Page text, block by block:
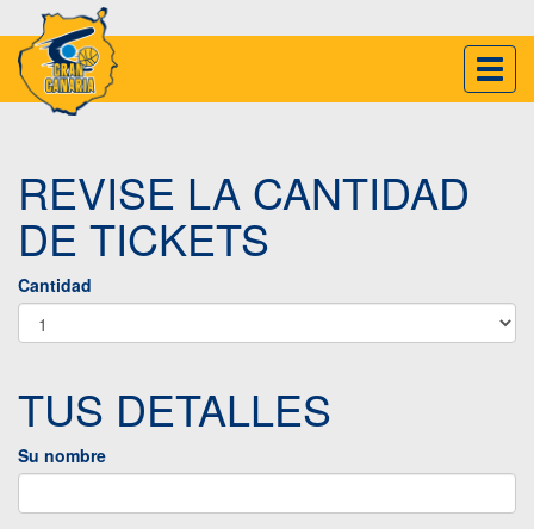
REVISE LA CANTIDAD
DE TICKETS
Cantidad
TUS DETALLES
Su nombre